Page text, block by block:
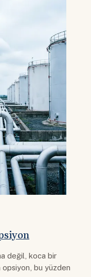
değil, koca bir
opsiyon, bu yüzden